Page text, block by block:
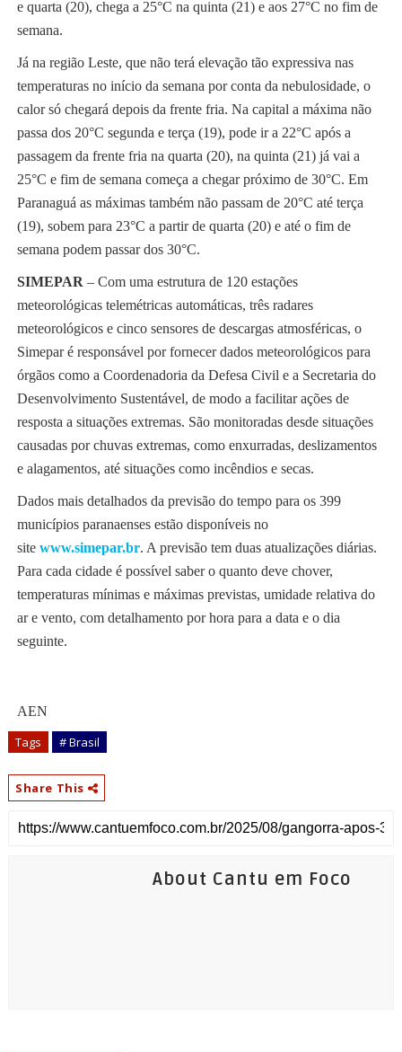
e quarta (20), chega a 25°C na quinta (21) e aos 27°C no fim de
semana.
Já na região Leste, que não terá elevação tão expressiva nas
temperaturas no início da semana por conta da nebulosidade, o
calor só chegará depois da frente fria. Na capital a máxima não
passa dos 20°C segunda e terça (19), pode ir a 22°C após a
passagem da frente fria na quarta (20), na quinta (21) já vai a
25°C e fim de semana começa a chegar próximo de 30°C. Em
Paranaguá as máximas também não passam de 20°C até terça
(19), sobem para 23°C a partir de quarta (20) e até o fim de
semana podem passar dos 30°C.
SIMEPAR – Com uma estrutura de 120 estações
meteorológicas telemétricas automáticas, três radares
meteorológicos e cinco sensores de descargas atmosféricas, o
Simepar é responsável por fornecer dados meteorológicos para
órgãos como a Coordenadoria da Defesa Civil e a Secretaria do
Desenvolvimento Sustentável, de modo a facilitar ações de
resposta a situações extremas. São monitoradas desde situações
causadas por chuvas extremas, como enxurradas, deslizamentos
e alagamentos, até situações como incêndios e secas.
Dados mais detalhados da previsão do tempo para os 399
municípios paranaenses estão disponíveis no
site www.simepar.br. A previsão tem duas atualizações diárias.
Para cada cidade é possível saber o quanto deve chover,
temperaturas mínimas e máximas previstas, umidade relativa do
ar e vento, com detalhamento por hora para a data e o dia
seguinte.
AEN
Tags # Brasil
Share This
About Cantu em Foco